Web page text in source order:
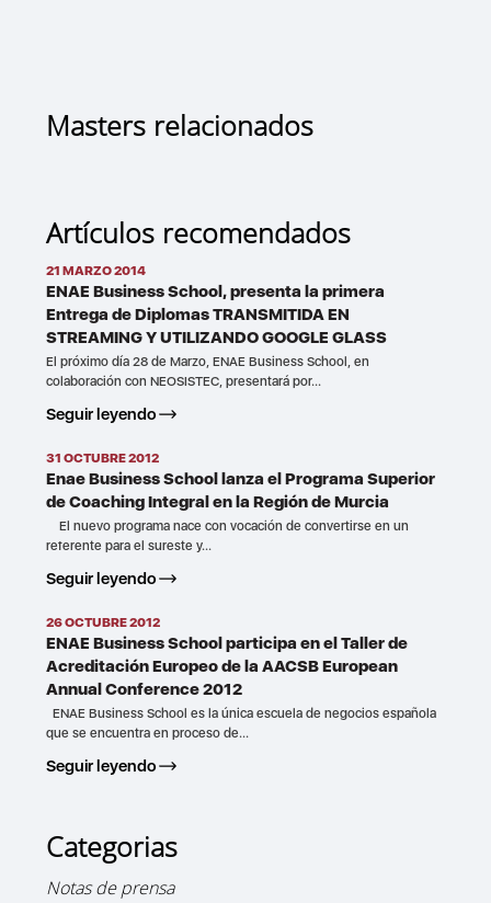
Masters relacionados
Artículos recomendados
21 MARZO 2014
ENAE Business School, presenta la primera
Entrega de Diplomas TRANSMITIDA EN
STREAMING Y UTILIZANDO GOOGLE GLASS
El próximo día 28 de Marzo, ENAE Business School, en
colaboración con NEOSISTEC, presentará por...
Seguir leyendo
31 OCTUBRE 2012
Enae Business School lanza el Programa Superior
de Coaching Integral en la Región de Murcia
El nuevo programa nace con vocación de convertirse en un
referente para el sureste y...
Seguir leyendo
26 OCTUBRE 2012
ENAE Business School participa en el Taller de
Acreditación Europeo de la AACSB European
Annual Conference 2012
ENAE Business School es la única escuela de negocios española
que se encuentra en proceso de...
Seguir leyendo
Categorias
Notas de prensa